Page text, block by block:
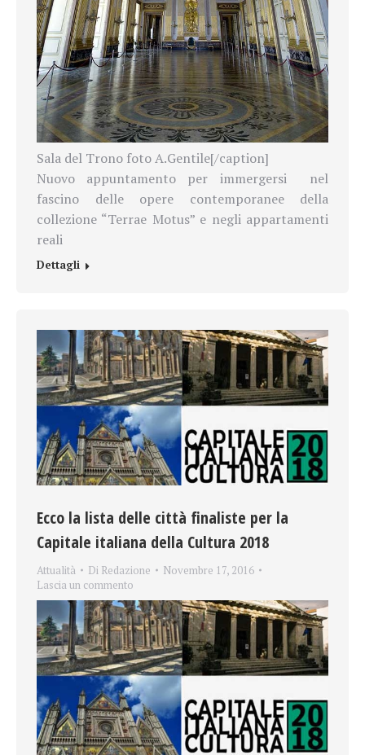
Sala del Trono foto A.Gentile[/caption]
Nuovo appuntamento per immergersi nel
fascino delle opere contemporanee della
collezione “Terrae Motus” e negli appartamenti
reali
Dettagli
Ecco la lista delle città finaliste per la
Capitale italiana della Cultura 2018
Attualità Di Redazione
Novembre 17, 2016
Lascia un commento